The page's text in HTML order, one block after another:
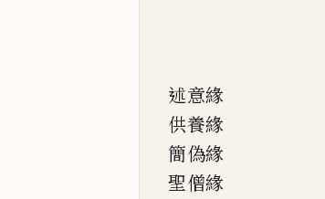
述意緣
供養緣
簡偽緣
聖僧緣